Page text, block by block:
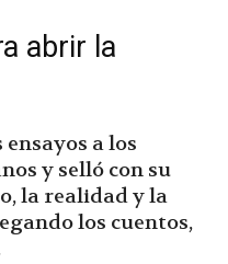
abrir la
a los
y selló con su
la realidad y la
los cuentos,